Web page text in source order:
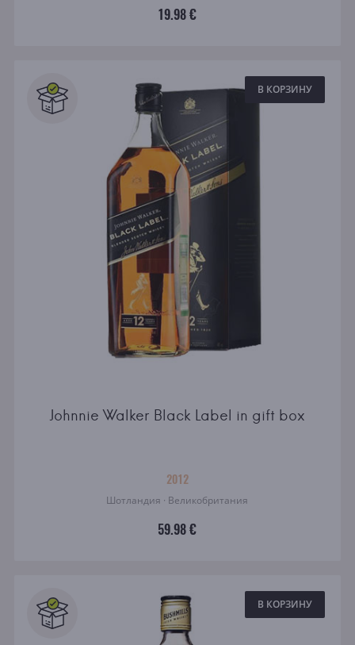
19.98 €
В КОРЗИНУ
Johnnie Walker Black Label in gift box
2012
Шотландия · Великобритания
59.98 €
В КОРЗИНУ